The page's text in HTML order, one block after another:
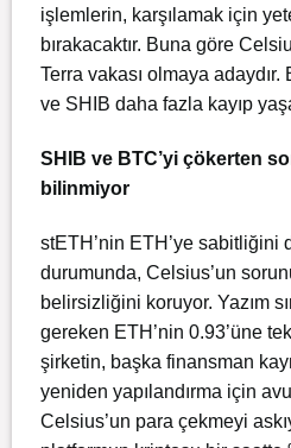
işlemlerin, karşılamak için
bırakacaktır. Buna göre
Terra vakası olmaya
ve SHIB daha fazla kayıp
SHIB ve BTC’yi çökerten
bilinmiyor
stETH’nin ETH’ye sabitliğini
durumunda, Celsius’un
belirsizliğini koruyor. Yazım
gereken ETH’nin 0.93’üne
şirketin, başka finansman
yeniden yapılandırma için
Celsius’un para çekmeyi